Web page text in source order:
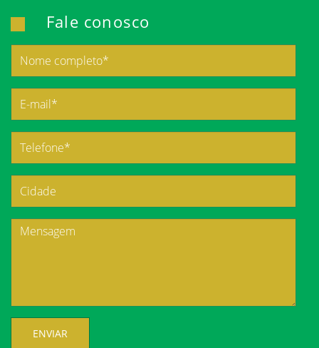
Fale conosco
ENVIAR